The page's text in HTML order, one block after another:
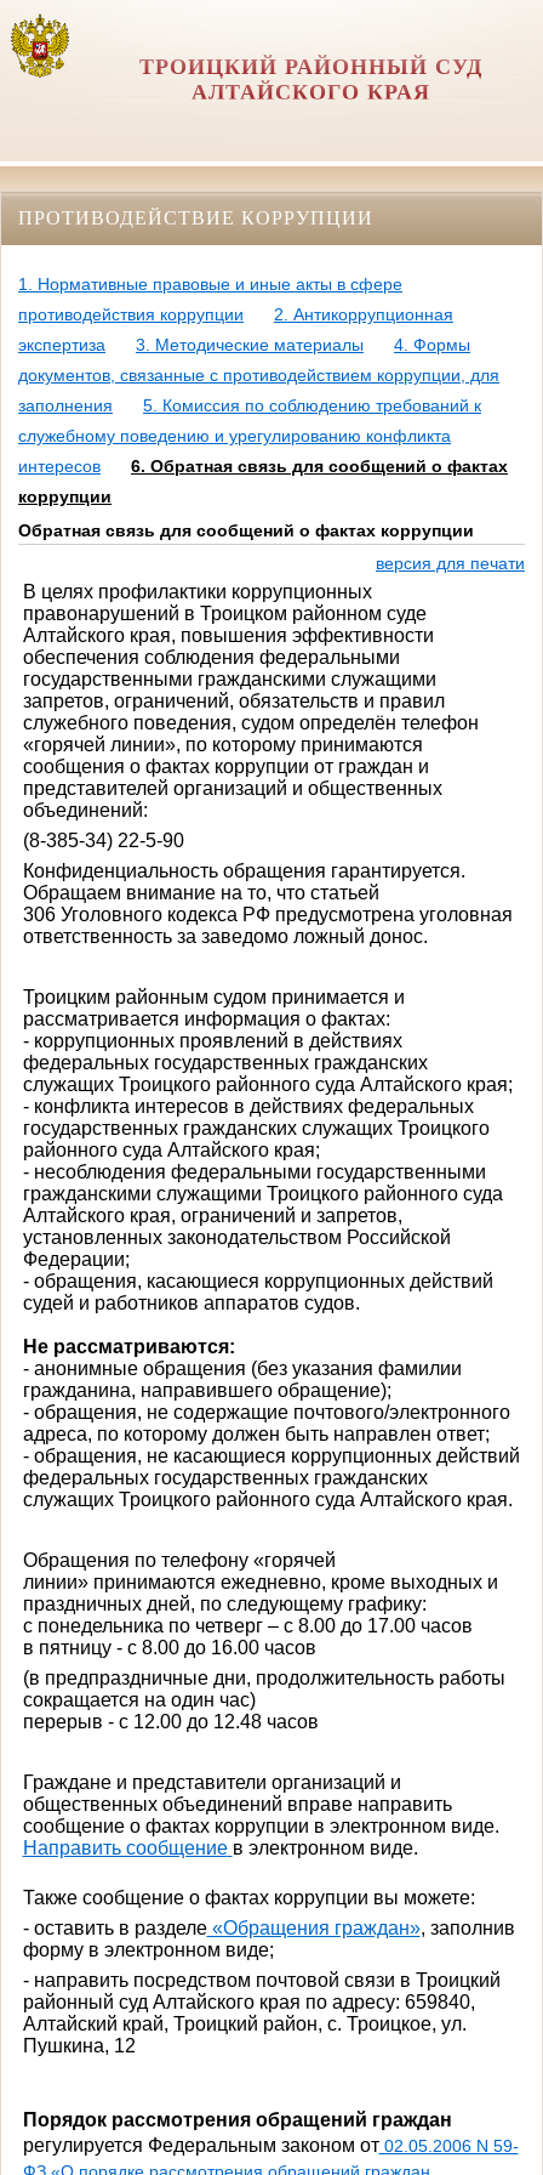
ТРОИЦКИЙ РАЙОННЫЙ СУД
АЛТАЙСКОГО КРАЯ
ПРОТИВОДЕЙСТВИЕ КОРРУПЦИИ
1. Нормативные правовые и иные акты в сфере
противодействия коррупции
2. Антикоррупционная
экспертиза
3. Методические материалы
4. Формы
документов, связанные с противодействием коррупции, для
заполнения
5. Комиссия по соблюдению требований к
служебному поведению и урегулированию конфликта
интересов
6. Обратная связь для сообщений о фактах
коррупции
Обратная связь для сообщений о фактах коррупции
версия для печати
В целях профилактики коррупционных
правонарушений в Троицком районном суде
Алтайского края, повышения эффективности
обеспечения соблюдения федеральными
государственными гражданскими служащими
запретов, ограничений, обязательств и правил
служебного поведения, судом определён телефон
«горячей линии», по которому принимаются
сообщения о фактах коррупции от граждан и
представителей организаций и общественных
объединений:
(8-385-34) 22-5-90
Конфиденциальность обращения гарантируется.
Обращаем внимание на то, что статьей
306 Уголовного кодекса РФ предусмотрена уголовная
ответственность за заведомо ложный донос.
Троицким районным судом принимается и
рассматривается информация о фактах:
- коррупционных проявлений в действиях
федеральных государственных гражданских
служащих Троицкого районного суда Алтайского края;
- конфликта интересов в действиях федеральных
государственных гражданских служащих Троицкого
районного суда Алтайского края;
- несоблюдения федеральными государственными
гражданскими служащими Троицкого районного суда
Алтайского края, ограничений и запретов,
установленных законодательством Российской
Федерации;
- обращения, касающиеся коррупционных действий
судей и работников аппаратов судов.
Не рассматриваются:
- анонимные обращения (без указания фамилии
гражданина, направившего обращение);
- обращения, не содержащие почтового/электронного
адреса, по которому должен быть направлен ответ;
- обращения, не касающиеся коррупционных действий
федеральных государственных гражданских
служащих Троицкого районного суда Алтайского края.
Обращения по телефону «горячей
линии» принимаются ежедневно, кроме выходных и
праздничных дней, по следующему графику:
с понедельника по четверг – с 8.00 до 17.00 часов
в пятницу - с 8.00 до 16.00 часов
(в предпраздничные дни, продолжительность работы
сокращается на один час)
перерыв - с 12.00 до 12.48 часов
Граждане и представители организаций и
общественных объединений вправе направить
сообщение о фактах коррупции в электронном виде.
Направить сообщение в электронном виде.
Также сообщение о фактах коррупции вы можете:
- оставить в разделе«Обращения граждан», заполнив
форму в электронном виде;
- направить посредством почтовой связи в Троицкий
районный суд Алтайского края по адресу: 659840,
Алтайский край, Троицкий район, с. Троицкое, ул.
Пушкина, 12
Порядок рассмотрения обращений граждан
регулируется Федеральным законом от02.05.2006 N 59-
ФЗ «О порядке рассмотрения обращений граждан